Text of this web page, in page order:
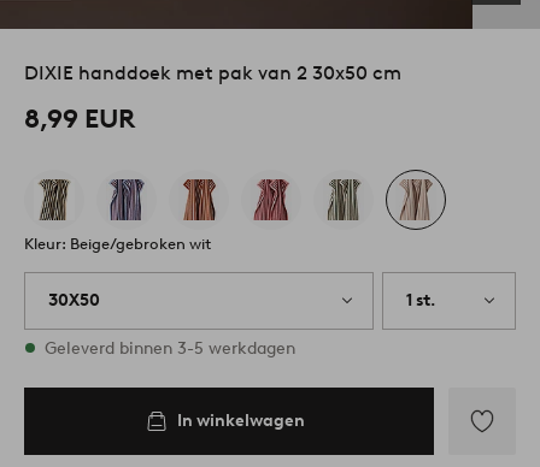
DIXIE handdoek met pak van 2 30x50 cm
8,99 EUR
Kleur: Beige/gebroken wit
30X50 1 st.
Op voorraad
Geleverd binnen 3-5 werkdagen
In winkelwagen